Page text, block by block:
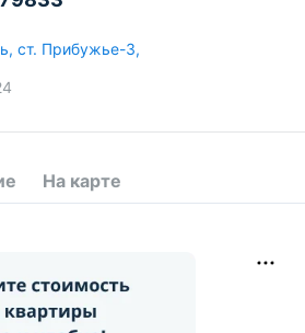
, ст. Прибужье-3,
На карте